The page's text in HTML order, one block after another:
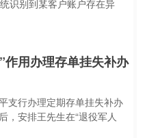
识别到某客户账户存在异
作用办理存单挂失补办
支行办理定期存单挂失补办
，安排王先生在“退役军人